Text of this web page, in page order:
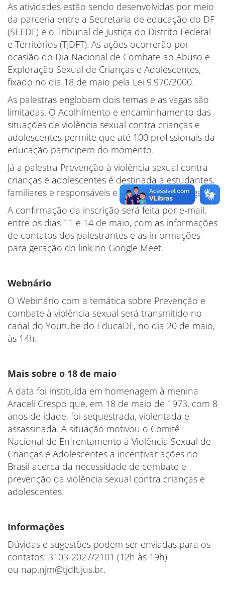
As atividades estão sendo desenvolvidas por meio
da parceria entre a Secretaria de educação do DF
(SEEDF) e o Tribunal de Justiça do Distrito Federal
e Territórios (TJDFT). As ações ocorrerão por
ocasião do Dia Nacional de Combate ao Abuso e
Exploração Sexual de Crianças e Adolescentes,
fixado no dia 18 de maio pela Lei 9.970/2000.
As palestras englobam dois temas e as vagas são
limitadas. O Acolhimento e encaminhamento das
situações de violência sexual contra crianças e
adolescentes permite que até 100 profissionais da
educação participem do momento.
Já a palestra Prevenção à violência sexual contra
crianças e adolescentes é destinada a estudantes,
familiares e responsáveis e tem apenas 50 vagas.
A confirmação da inscrição será feita por e-mail,
entre os dias 11 e 14 de maio, com as informações
de contatos dos palestrantes e as informações
para geração do link no Google Meet.
Webnário
O Webinário com a temática sobre Prevenção e
combate à violência sexual será transmitido no
canal do Youtube do EducaDF, no dia 20 de maio,
às 14h.
Mais sobre o 18 de maio
A data foi instituída em homenagem à menina
Araceli Crespo que, em 18 de maio de 1973, com 8
anos de idade, foi sequestrada, violentada e
assassinada. A situação motivou o Comitê
Nacional de Enfrentamento à Violência Sexual de
Crianças e Adolescentes a incentivar ações no
Brasil acerca da necessidade de combate e
prevenção da violência sexual contra crianças e
adolescentes.
Informações
Dúvidas e sugestões podem ser enviadas para os
contatos: 3103-2027/2101 (12h às 19h)
ou nap.njm@tjdft.jus.br.